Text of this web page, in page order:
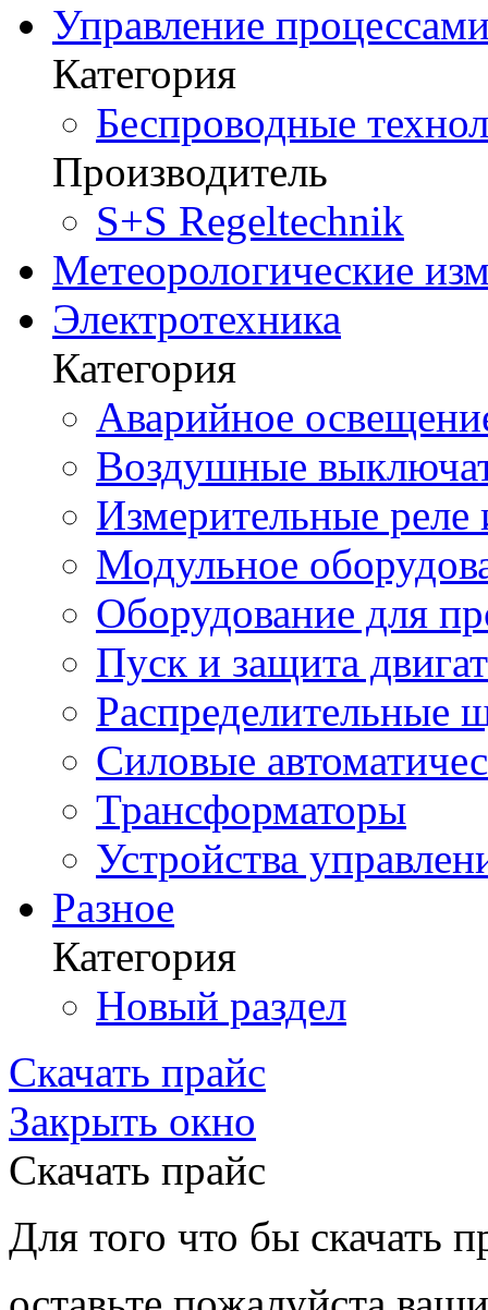
Управление
Категория
Беспроводные
Производитель
S+S Regeltechnik
Метеорологические
Электротехника
Категория
Аварийное
Воздушные
Измерительные реле
Модульное
Оборудование для
Пуск и защита
Распределительные
Силовые
Трансформаторы
Устройства
Разное
Категория
Новый раздел
Скачать прайс
Закрыть окно
Скачать прайс
Для того что бы скачать